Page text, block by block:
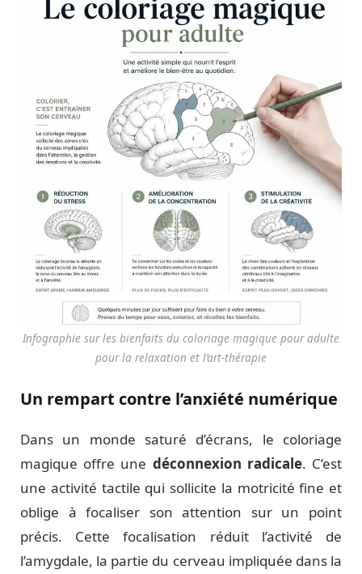
Infographie sur les bienfaits du coloriage magique pour adulte
pour la relaxation et l’art-thérapie
Un rempart contre l’anxiété numérique
Dans un monde saturé d’écrans, le coloriage
magique offre une déconnexion radicale. C’est
une activité tactile qui sollicite la motricité fine et
oblige à focaliser son attention sur un point
précis. Cette focalisation réduit l’activité de
l’amygdale, la partie du cerveau impliquée dans la